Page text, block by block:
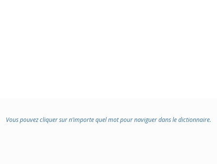
Vous pouvez cliquer sur n’importe quel mot pour naviguer dans le dictionnaire.